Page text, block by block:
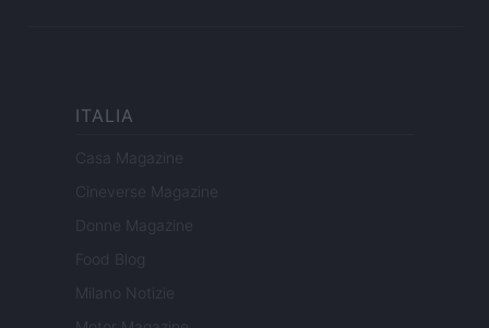
ITALIA
Casa Magazine
Cineverse Magazine
Donne Magazine
Food Blog
Milano Notizie